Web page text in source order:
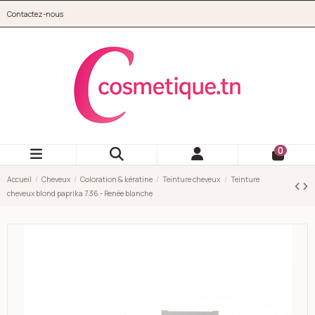
Contactez-nous
0
Accueil Cheveux Coloration & kératine Teinture cheveux
Teinture
cheveux blond paprika 7.36 - Renée blanche